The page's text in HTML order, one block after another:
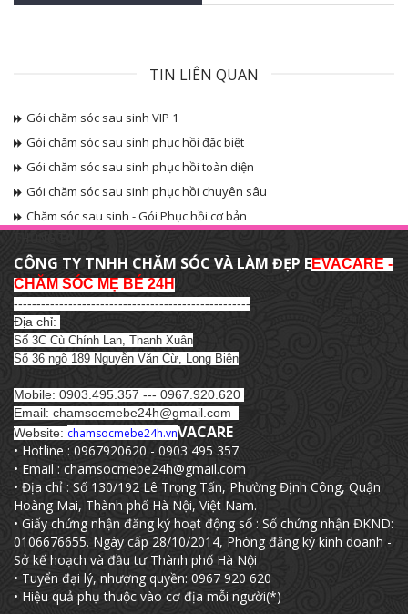
TIN LIÊN QUAN
Gói chăm sóc sau sinh VIP 1
Gói chăm sóc sau sinh phục hồi đặc biệt
Gói chăm sóc sau sinh phục hồi toàn diện
Gói chăm sóc sau sinh phục hồi chuyên sâu
Chăm sóc sau sinh - Gói Phục hồi cơ bản
CÔNG TY TNHH CHĂM SÓC VÀ LÀM ĐẸP EEVACARE -
CHĂM SÓC MẸ BÉ 24H
----------------------------------------------------
Địa chỉ:
Số 3C Cù Chính Lan, Thanh Xuân
Số 36 ngõ 189 Nguyễn Văn Cừ, Long Biên
Mobile: 0903.495.357 --- 0967.920.620
Email: chamsocmebe24h@gmail.com
Website: chamsocmebe24h.vnVACARE
• Hotline : 0967920620 - 0903 495 357
• Email : chamsocmebe24h@gmail.com
• Địa chỉ : Số 130/192 Lê Trọng Tấn, Phường Định Công, Quận
Hoàng Mai, Thành phố Hà Nội, Việt Nam.
• Giấy chứng nhận đăng ký hoạt động số : Số chứng nhận ĐKND:
0106676655. Ngày cấp 28/10/2014, Phòng đăng ký kinh doanh -
Sở kế hoạch và đầu tư Thành phố Hà Nội
• Tuyển đại lý, nhượng quyền: 0967 920 620
• Hiệu quả phụ thuộc vào cơ địa mỗi người(*)